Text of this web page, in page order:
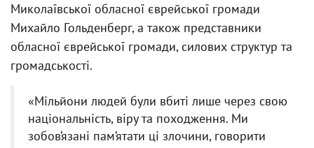
Миколаївської обласної єврейської громади
Михайло Гольденберг, а також представники
обласної єврейської громади, силових структур та
громадськості.
«Мільйони людей були вбиті лише через свою
національність, віру та походження. Ми
зобов’язані пам’ятати ці злочини, говорити